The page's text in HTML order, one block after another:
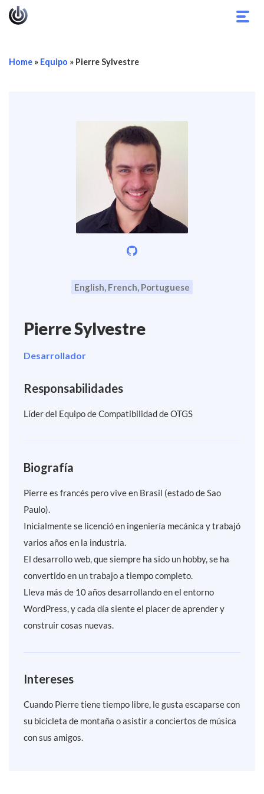
Home » Equipo » Pierre Sylvestre
English, French, Portuguese
Pierre Sylvestre
Desarrollador
Responsabilidades
Líder del Equipo de Compatibilidad de OTGS
Biografía
Pierre es francés pero vive en Brasil (estado de Sao
Paulo).
Inicialmente se licenció en ingeniería mecánica y trabajó
varios años en la industria.
El desarrollo web, que siempre ha sido un hobby, se ha
convertido en un trabajo a tiempo completo.
Lleva más de 10 años desarrollando en el entorno
WordPress, y cada día siente el placer de aprender y
construir cosas nuevas.
Intereses
Cuando Pierre tiene tiempo libre, le gusta escaparse con
su bicicleta de montaña o asistir a conciertos de música
con sus amigos.